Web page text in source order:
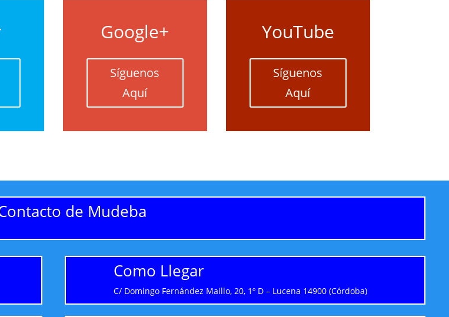
Google+
Síguenos
Aquí
YouTube
Síguenos
Aquí
de Mudeba
Como Llegar
C/ Domingo Fernández Maillo, 20, 1º D – Lucena 14900 (Córdoba)